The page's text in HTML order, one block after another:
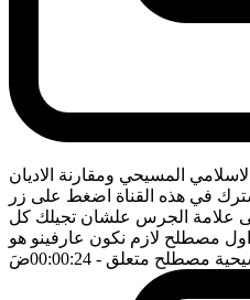
المسيحي ومقارنة الاديان
في هذه القناة اضغط على زر
علامة الجرس علشان تجيلك كل
اول مصطلح لازم نكون عارفينو هو
مصطلح متعلق - 00:00:24 ضَ